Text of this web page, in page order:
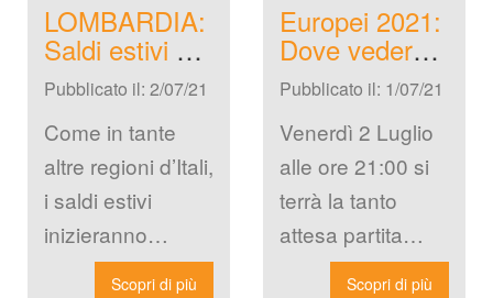
LOMBARDIA:
Saldi estivi al
via dal 3
Luglio
Pubblicato il: 2/07/21
Come in tante
altre regioni d’Itali,
i saldi estivi
inizieranno
abato 3 luglio e
Scopri di più
Europei 2021:
Dove vedere
la partita a
Milano,
maxischermi e
foodtruck
Pubblicato il: 1/07/21
Venerdì 2 Luglio
alle ore 21:00 si
terrà la tanto
attesa partita
dell’Italia. Si tratta
Scopri di più